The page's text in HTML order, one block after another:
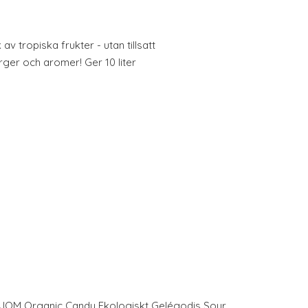
tropiska frukter - utan tillsatt
och aromer! Ger 10 liter